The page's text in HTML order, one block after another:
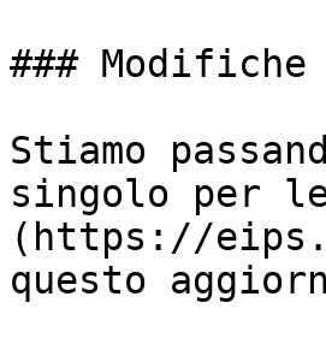
###
Stiamo
singolo per
(https://
questo